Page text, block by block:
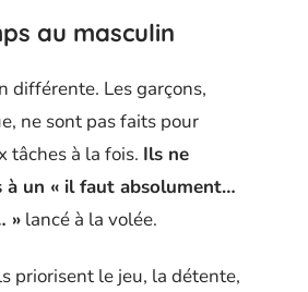
au masculin
différente. Les garçons,
ne sont pas faits pour
tâches à la fois. Ils ne
à un « il faut absolument…
» lancé à la volée.
priorisent le jeu, la détente,